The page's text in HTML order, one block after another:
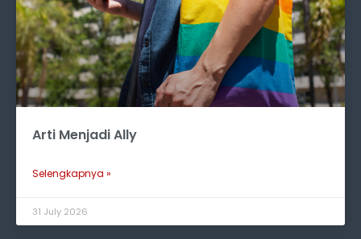
Arti Menjadi Ally
Selengkapnya »
31 July 2026